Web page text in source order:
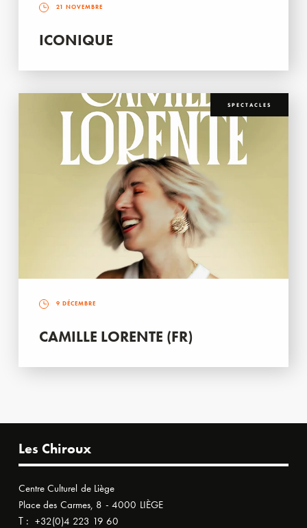
21 NOVEMBRE
ICONIQUE
SPECTACLES
9 DÉCEMBRE
CAMILLE LORENTE (FR)
Les Chiroux
Centre Culturel de Liège
Place des Carmes, 8 - 4000 LIÈGE
T : +32(0)4 223 19 60